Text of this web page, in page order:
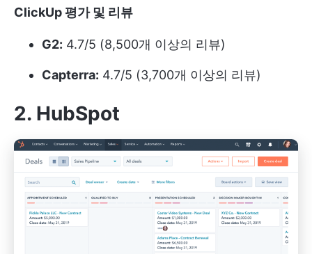
ClickUp 평가 및 리뷰
G2: 4.7/5 (8,500개 이상의 리뷰)
Capterra: 4.7/5 (3,700개 이상의 리뷰)
2. HubSpot